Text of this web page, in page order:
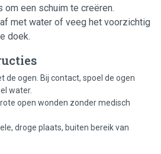
om een schuim te creëren.
met water of veeg het voorzichtig
doek.
de ogen. Bij contact, spoel de ogen
water.
open wonden zonder medisch
droge plaats, buiten bereik van